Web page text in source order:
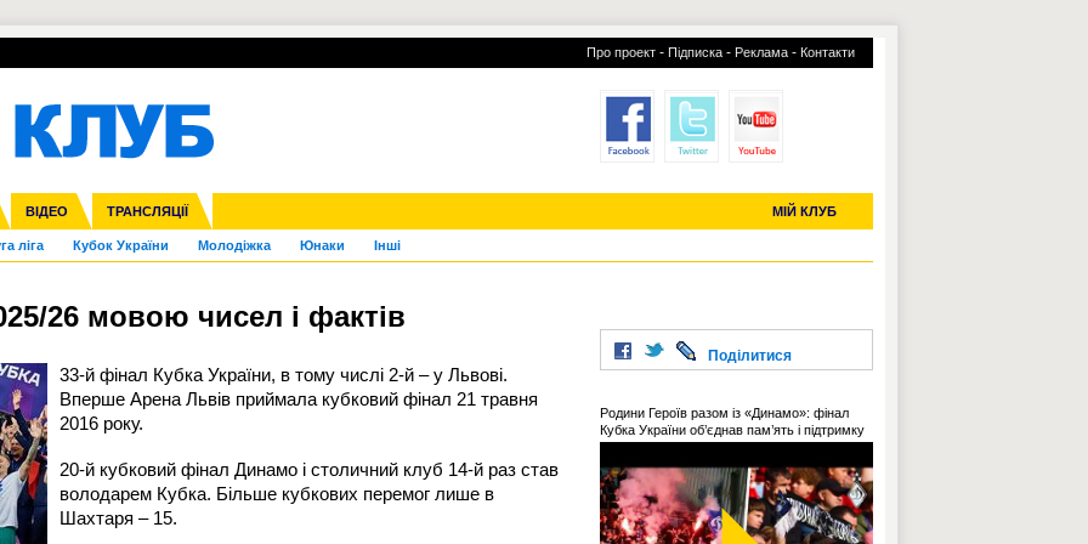
Про проект - Підписка - Реклама - Контакти
ВІДЕО ТРАНСЛЯЦІЇ МІЙ КЛУБ
ліга Кубок України Молодіжка Юнаки Інші
Ліга націй Ліга конференцій
Франція ІншіЧЄ-2015 (U-21)
УПЛ-ПЕРЕХОДИ УСІ ТРАНСФЕРИ
26 мовою чисел і фактів
33-й фінал Кубка України, в тому числі 2-й – у Львові.
Вперше Арена Львів приймала кубковий фінал 21 травня
2016 року.
20-й кубковий фінал Динамо і столичний клуб 14-й раз став
володарем Кубка. Більше кубкових перемог лише в
Шахтаря – 15.
Поділитися
Родини Героїв разом із «Динамо»: фінал
Кубка України об’єднав пам’ять і підтримку